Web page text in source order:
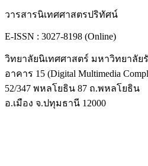
วารสารนิเทศศาสตรปริทัศน์
E-ISSN : 3027-8198 (Online)
วิทยาลัยนิเทศศาสตร์ มหาวิทยาลัย
อาคาร 15 (Digital Multimedia
52/347 พหลโยธิน 87 ถ.พหลโยธิน
อ.เมือง จ.ปทุมธานี 12000